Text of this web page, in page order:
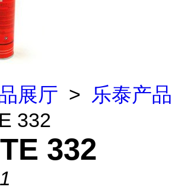
展厅 > 乐泰产品
332
332